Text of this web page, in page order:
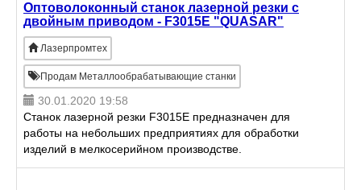
Оптоволоконный станок лазерной резки с
двойным приводом - F3015E "QUASAR"
Лазерпромтех
Продам Металлообрабатывающие станки
30.01.2020 19:58
Станок лазерной резки F3015E предназначен для
работы на небольших предприятиях для обработки
изделий в мелкосерийном производстве.
Отличается относительно небольшими габаритами